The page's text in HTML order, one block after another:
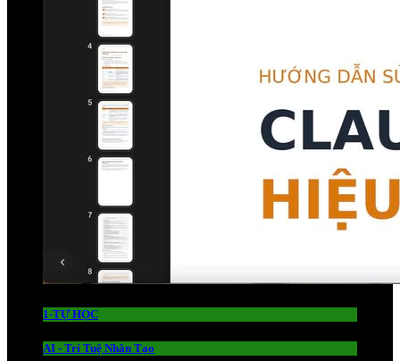
1-TỰ HỌC
AI - Trí Tuệ Nhân Tạo